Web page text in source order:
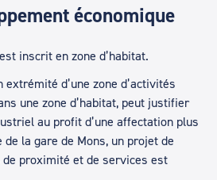
économique
inscrit en zone d’habitat.
d’une zone d’activités
une zone d’habitat, peut justifier
au profit d’une affectation plus
la gare de Mons, un projet de
proximité et de services est